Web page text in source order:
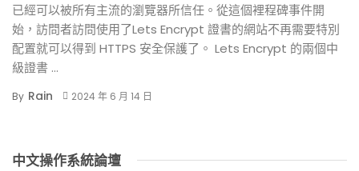
已經可以被所有主流的瀏覽器所信任。從這個裡程碑事件開
始，訪問者訪問使用了Lets Encrypt 證書的網站不再需要特別
配置就可以得到 HTTPS 安全保護了。 Lets Encrypt 的兩個中
級證書 ...
By Rain 2024 年 6 月 14 日
中文操作系統論壇